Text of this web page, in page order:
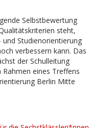
Selbstbewertung
steht,
Studienorientierung
verbessern kann. Das
der Schulleitung
eines Treffens
Berlin Mitte